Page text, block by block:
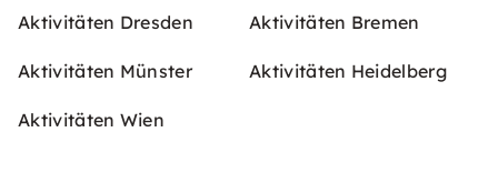
Aktivitäten Dresden Aktivitäten Bremen
Aktivitäten Münster Aktivitäten Heidelberg
Aktivitäten Wien